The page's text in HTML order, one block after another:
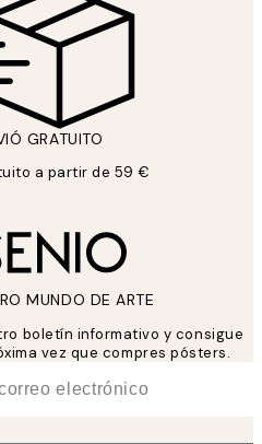
GRATUITO
a partir de 59 €
MUNDO DE ARTE
boletín informativo y consigue
vez que compres pósters.